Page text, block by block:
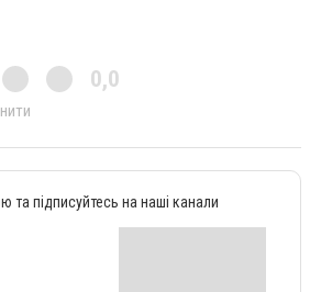
0,0
та підписуйтесь на наші канали